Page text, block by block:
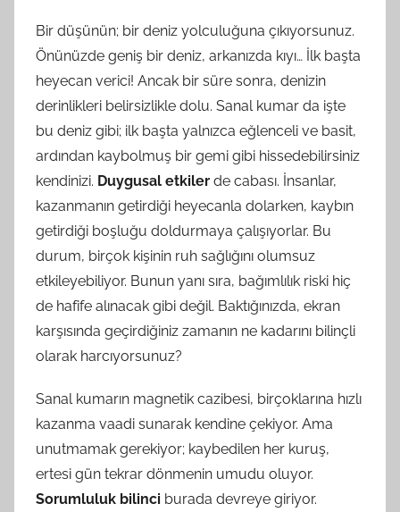
Bir düşünün; bir deniz yolculuğuna çıkıyorsunuz.
Önünüzde geniş bir deniz, arkanızda kıyı… İlk başta
heyecan verici! Ancak bir süre sonra, denizin
derinlikleri belirsizlikle dolu. Sanal kumar da işte
bu deniz gibi; ilk başta yalnızca eğlenceli ve basit,
ardından kaybolmuş bir gemi gibi hissedebilirsiniz
kendinizi. Duygusal etkiler de cabası. İnsanlar,
kazanmanın getirdiği heyecanla dolarken, kaybın
getirdiği boşluğu doldurmaya çalışıyorlar. Bu
durum, birçok kişinin ruh sağlığını olumsuz
etkileyebiliyor. Bunun yanı sıra, bağımlılık riski hiç
de hafife alınacak gibi değil. Baktığınızda, ekran
karşısında geçirdiğiniz zamanın ne kadarını bilinçli
olarak harcıyorsunuz?
Sanal kumarın magnetik cazibesi, birçoklarına hızlı
kazanma vaadi sunarak kendine çekiyor. Ama
unutmamak gerekiyor; kaybedilen her kuruş,
ertesi gün tekrar dönmenin umudu oluyor.
Sorumluluk bilinci burada devreye giriyor.